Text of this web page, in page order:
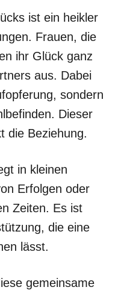
ist ein heikler
Frauen, die
ihr Glück ganz
aus. Dabei
sondern
Dieser
die Beziehung.
in kleinen
Erfolgen oder
Zeiten. Es ist
die eine
lässt.
gemeinsame